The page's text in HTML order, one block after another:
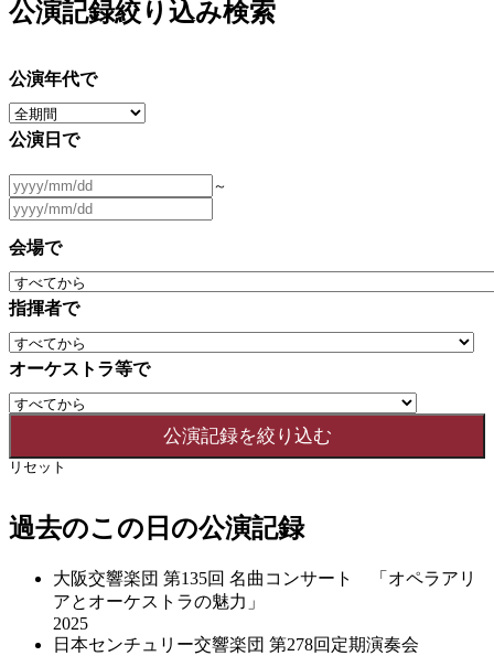
公演記録絞り込み検索
公演年代で
公演日で
～
会場で
指揮者で
オーケストラ等で
リセット
過去のこの日の公演記録
大阪交響楽団 第135回 名曲コンサート 「オペラアリ
アとオーケストラの魅力」
2025
日本センチュリー交響楽団 第278回定期演奏会